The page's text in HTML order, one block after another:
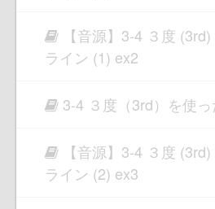
【音源】3-4 ３度
ライン (1) ex2
3-4 ３度（3rd）を使
【音源】3-4 ３度
ライン (2) ex3